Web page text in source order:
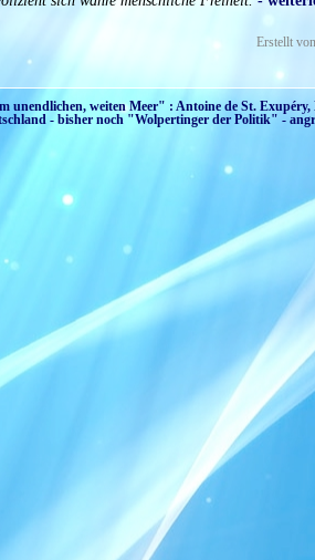
Erstellt
unendlichen, weiten Meer" : Antoine de St.
- bisher noch "Wolpertinger der Politik" -